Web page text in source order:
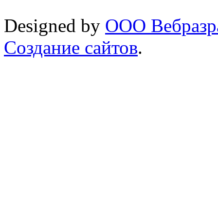
Designed by ООО
Создание сайтов.